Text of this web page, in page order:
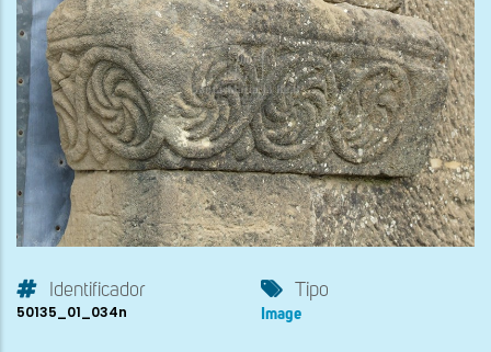
Identificador
50135_01_034n
Tipo
Image